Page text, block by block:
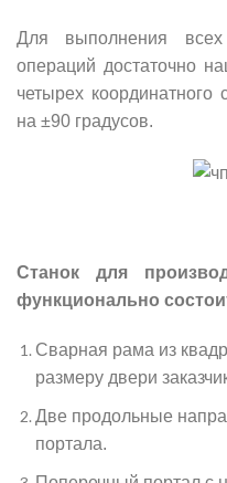
Для выполнения всех
операций достаточно
четырех
на ±90 градусов.
Станок для
функционально
Сварная рама из
размеру двери
Две продольные
портала.